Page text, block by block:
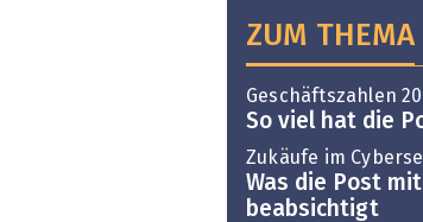
ZUM THEMA
Geschäftszahlen
So viel hat die
Zukäufe im
Was die Post
beabsichtigt